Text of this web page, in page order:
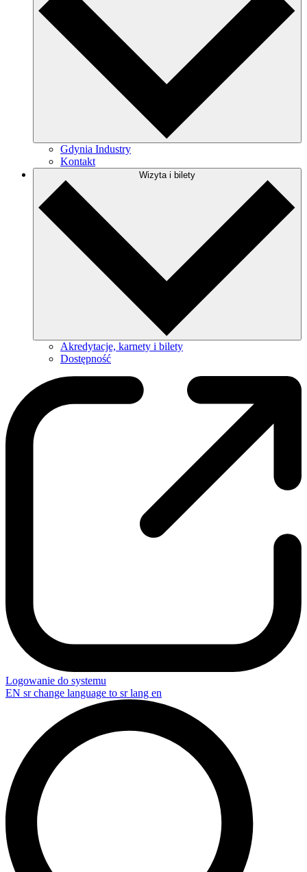
Gdynia Industry
Kontakt
Wizyta i bilety
Akredytacje, karnety i bilety
Dostępność
Logowanie do systemu
EN sr change language to sr lang en